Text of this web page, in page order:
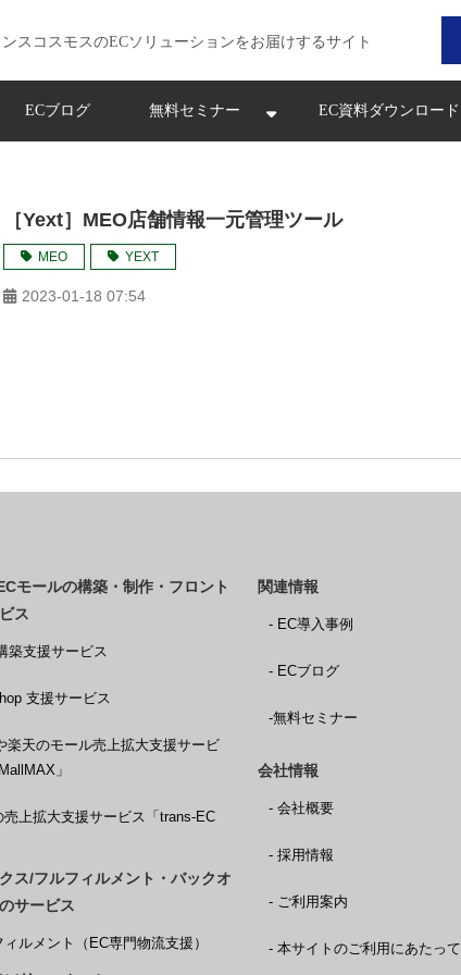
ンスコスモスのECソリューションをお届けするサイト
ECブログ 無料セミナー EC資料ダウンロード
［Yext］MEO店舗情報一元管理ツール
MEO YEXT
2023-01-18 07:54
モールの構築・制作・フロント
ス
築支援サービス
支援サービス
楽天のモール売上拡大支援サービ
」
売上拡大支援サービス「trans-EC
ス/フルフィルメント・バックオ
サービス
ルメント（EC専門物流支援）
関連情報
- EC導入事例
- ECブログ
-無料セミナー
会社情報
- 会社概要
- 採用情報
- ご利用案内
- 本サイトのご利用にあたって